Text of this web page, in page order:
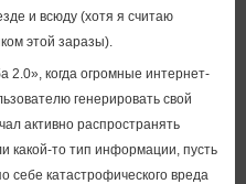
и всюду (хотя я считаю
этой заразы).
2.0», когда огромные интернет-
генерировать свой
активно распространять
то тип информации, пусть
себе катастрофического вреда